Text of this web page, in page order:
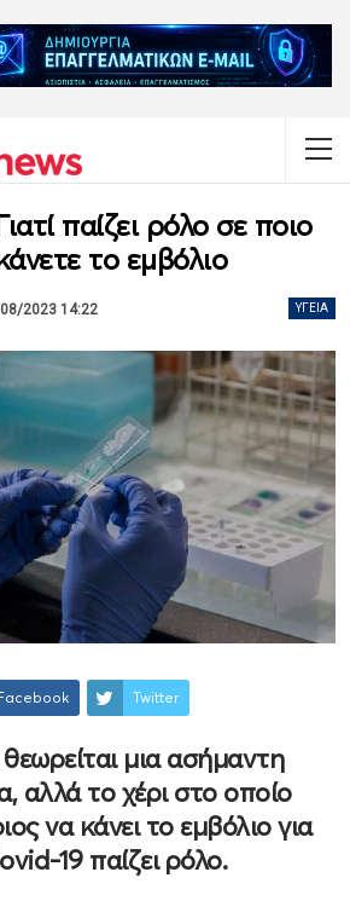
παίζει ρόλο σε ποιο
το εμβόλιο
ΥΓΕΊΑ
2023 14:22
Twitter
μια ασήμαντη
αλλά το χέρι στο οποίο
να κάνει το εμβόλιο για
19 παίζει ρόλο.